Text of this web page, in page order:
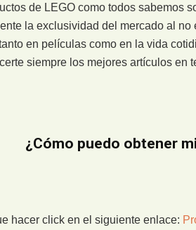
de LEGO como todos sabemos
la exclusividad del mercado al
en películas como en la vida
siempre los mejores artículos en
¿Cómo puedo obtener
hacer click en el siguiente enlace: